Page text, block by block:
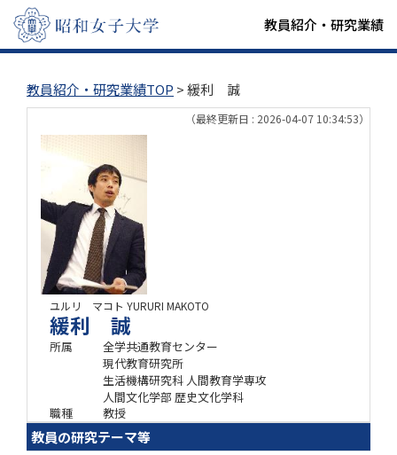
教員紹介・研究業績
教員紹介・研究業績TOP > 緩利 誠
（最終更新日 : 2026-04-07 10:34:53）
ユルリ マコト YURURI MAKOTO
緩利 誠
所属
全学共通教育センター
現代教育研究所
生活機構研究科 人間教育学専攻
人間文化学部 歴史文化学科
職種
教授
教員の研究テーマ等